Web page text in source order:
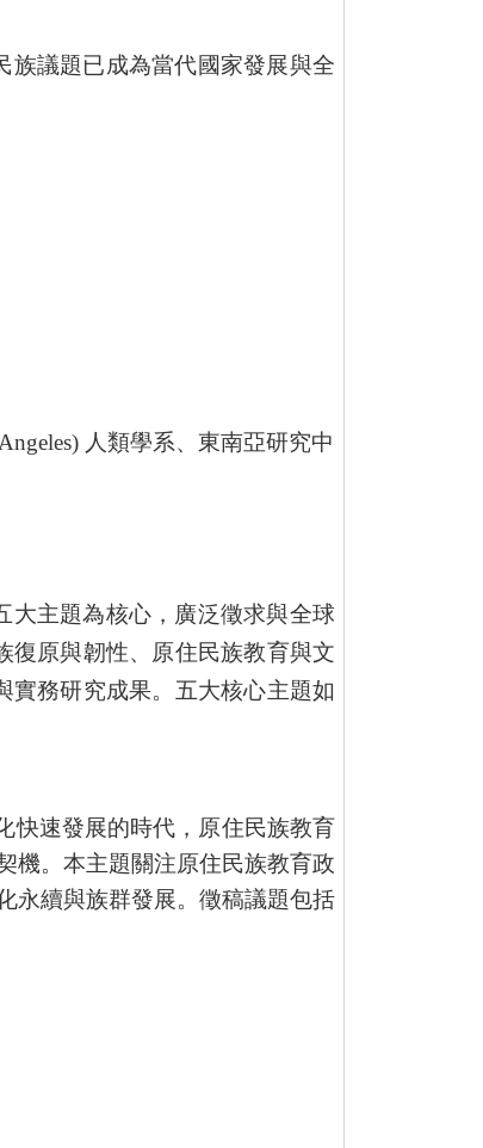
族議題已成為當代國家發展與全
人類學系、東南亞研究中
大主題為核心，廣泛徵求與全球
復原與韌性、原住民族教育與文
實務研究成果。五大核心主題如
快速發展的時代，原住民族教育
機。本主題關注原住民族教育政
永續與族群發展。徵稿議題包括